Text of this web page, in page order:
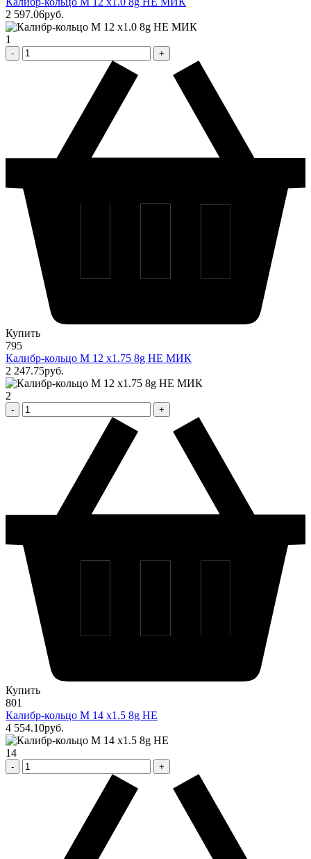
2 597.06pуб.
1
Купить
795
Калибр-кольцо М 12 х1.75 8g НЕ МИК
2 247.75pуб.
2
Купить
801
Калибр-кольцо М 14 х1.5 8g НЕ
4 554.10pуб.
14